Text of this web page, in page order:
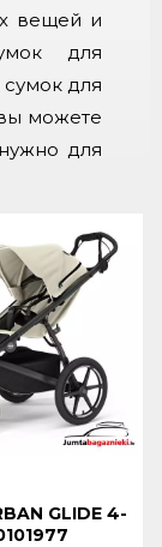
вещей и
для
для
можете
для
GLIDE 4-